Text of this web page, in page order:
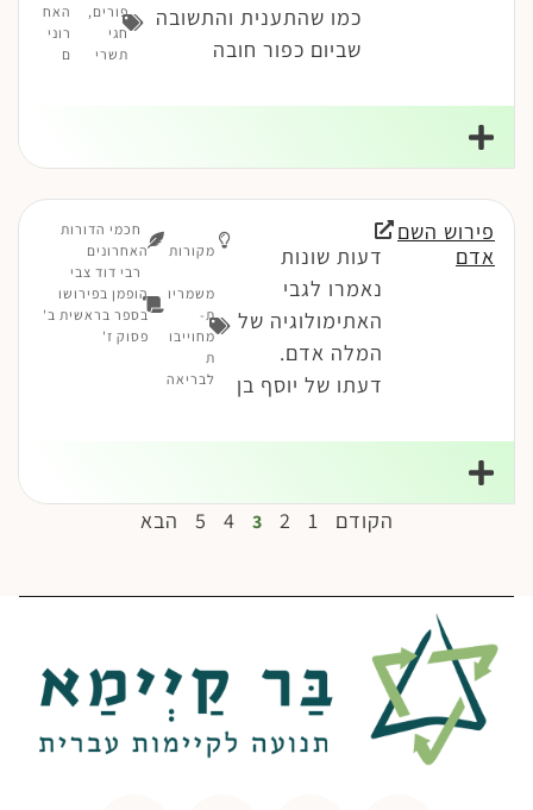
כמו שהתענית והתשובה
שביום כפור חובה
פורים,
חגי
תשרי
האח
רוני
ם
פירוש השם
אדם
דעות שונות
נאמרו לגבי
האתימולוגיה של
המלה אדם.
דעתו של יוסף בן
מקורות
משמריו
ת-
מחוייבו
ת
לבריאה
חכמי הדורות
האחרונים
רבי דוד צבי
הופמן בפירושו
בספר בראשית ב'
פסוק ז'
הקודם 1
2
3
4
5 הבא